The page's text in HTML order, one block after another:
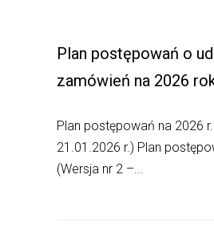
Plan postępowań o
zamówień na 2026
Plan postępowań na 2026
21.01.2026 r.) Plan
(Wersja nr 2 –...